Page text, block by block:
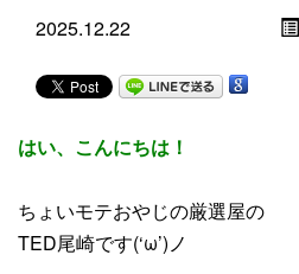
2025.12.22
はい、こんにちは！
ちょいモテおやじの厳選屋の
TED尾崎です(‘ω’)ノ